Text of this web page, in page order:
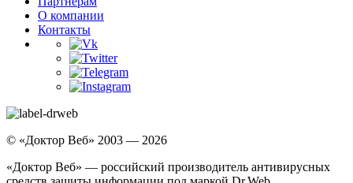
О компании
Контакты
© «Доктор Веб» 2003 — 2026
«Доктор Веб» — российский производитель антивирусных